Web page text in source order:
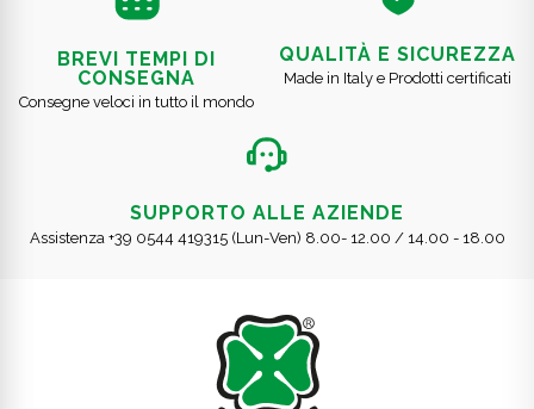
BREVI TEMPI DI
CONSEGNA
Consegne veloci in tutto il mondo
QUALITÀ E SICUREZZA
Made in Italy e Prodotti certificati
SUPPORTO ALLE AZIENDE
Assistenza +39 0544 419315 (Lun-Ven) 8.00- 12.00 / 14.00 - 18.00